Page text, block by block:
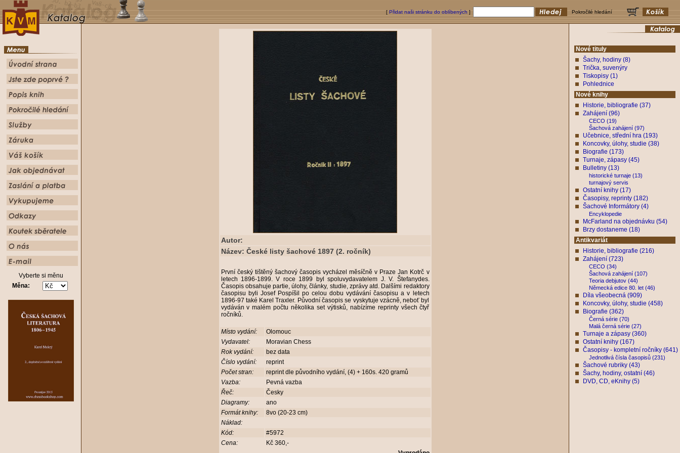
[ Přidat naši stránku do oblíbených ] Pokročilé hledání
Vyberte si měnu
Měna:
Autor:
Název: České listy šachové 1897 (2. ročník)
První český tištěný šachový časopis vycházel měsíčně v Praze Jan Kotrč v
letech 1896-1899. V roce 1899 byl spoluvydavatelem J. V. Štefanydes.
Časopis obsahuje partie, úlohy, články, studie, zprávy atd. Dalšími redaktory
časopisu byli Josef Pospíšil po celou dobu vydávání časopisu a v letech
1896-97 také Karel Traxler. Původní časopis se vyskytuje vzácně, neboť byl
vydáván v malém počtu několika set výtisků, nabízíme reprinty všech čtyř
ročníků.
Místo vydání:
Olomouc
Vydavatel:
Moravian Chess
Rok vydání:
bez data
Číslo vydání:
reprint
Počet stran:
reprint dle původního vydání, (4) + 160s. 420 gramů
Vazba:
Pevná vazba
Řeč:
Česky
Diagramy:
ano
Formát knihy:
8vo (20-23 cm)
Náklad:
Kód:
#5972
Cena:
Kč 360,-
Nové tituly
Šachy, hodiny (8)
Trička, suvenýry
Tiskopisy (1)
Pohlednice
Nové knihy
Historie, bibliografie (37)
Zahájení (96)
CECO (19)
Šachová zahájení (97)
Učebnice, střední hra (193)
Koncovky, úlohy, studie (38)
Biografie (173)
Turnaje, zápasy (45)
Bulletiny (13)
historické turnaje (13)
turnajový servis
Ostatní knihy (17)
Časopisy, reprinty (182)
Šachové Informátory (4)
Encyklopedie
McFarland na objednávku (54)
Brzy dostaneme (18)
Antikvariát
Historie, bibliografie (216)
Zahájení (723)
CECO (34)
Šachová zahájení (107)
Teoria debjutov (44)
Německá edice 80. let (46)
Díla všeobecná (909)
Koncovky, úlohy, studie (458)
Biografie (362)
Černá série (70)
Malá černá série (27)
Turnaje a zápasy (360)
Ostatní knihy (167)
Časopisy - kompletní ročníky (641)
Jednotlivá čísla časopisů (231)
Šachové rubriky (43)
Šachy, hodiny, ostatní (46)
DVD, CD, eKnihy (5)